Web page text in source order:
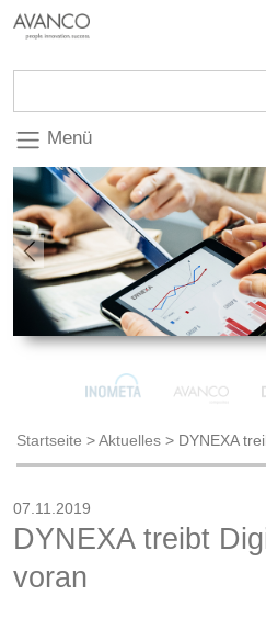
Menü
Previous
Startseite >Aktuelles > DYNEXA
07.11.2019
DYNEXA treibt
voran